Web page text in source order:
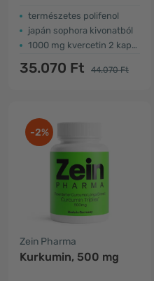
természetes polifenol
japán sophora kivonatból
1000 mg kvercetin 2 kapszulában
35.070 Ft 44.070 Ft
-2%
Zein Pharma
Kurkumin, 500 mg